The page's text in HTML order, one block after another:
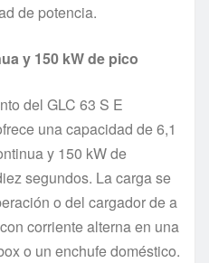
de potencia.
y 150 kW de pico
del GLC 63 S E
una capacidad de 6,1
y 150 kW de
segundos. La carga se
o del cargador de a
corriente alterna en una
o un enchufe doméstico.